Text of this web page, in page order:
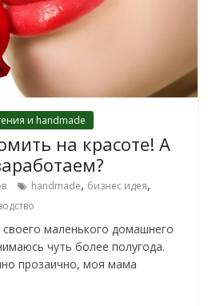
и handmade
на красоте! А
handmade, бизнес идея,
маленького домашнего
чуть более полугода.
прозаично, моя мама